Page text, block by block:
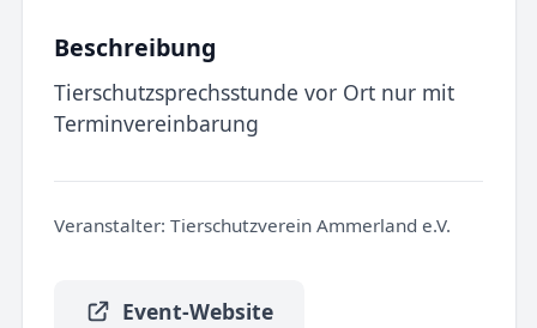
Beschreibung
Tierschutzsprechsstunde vor Ort nur mit
Terminvereinbarung
Veranstalter: Tierschutzverein Ammerland e.V.
Event-Website